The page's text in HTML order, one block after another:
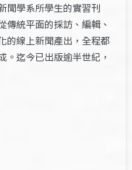
聞學系所學生的實習刊
傳統平面的採訪、編輯、
的線上新聞產出，全程都
。迄今已出版逾半世紀，